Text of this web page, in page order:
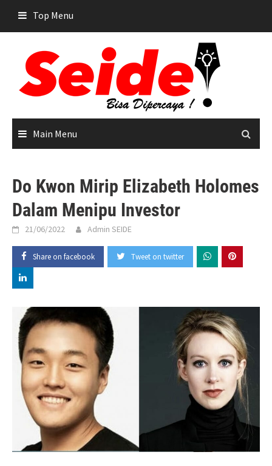
content
Top Menu
Main Menu
Do Kwon Mirip Elizabeth Holomes
Dalam Menipu Investor
21/06/2022 Admin SEIDE
Share on facebook Tweet on twitter